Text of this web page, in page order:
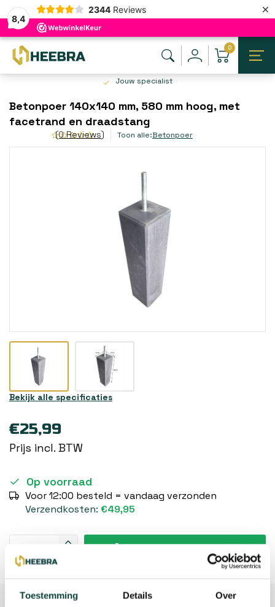
Toestemming Details Over
8,4
2344 Reviews ×
0
Jouw specialist
Betonpoer 140x140 mm, 580 mm hoog, met
facetrand en draadstang
(0 Reviews) Toon alle:Betonpoer
Bekijk alle specificaties
€25,99
Prijs incl. BTW
Op voorraad
Voor 12:00 besteld = vandaag verzonden
Verzendkosten: €49,95
Beschrijving